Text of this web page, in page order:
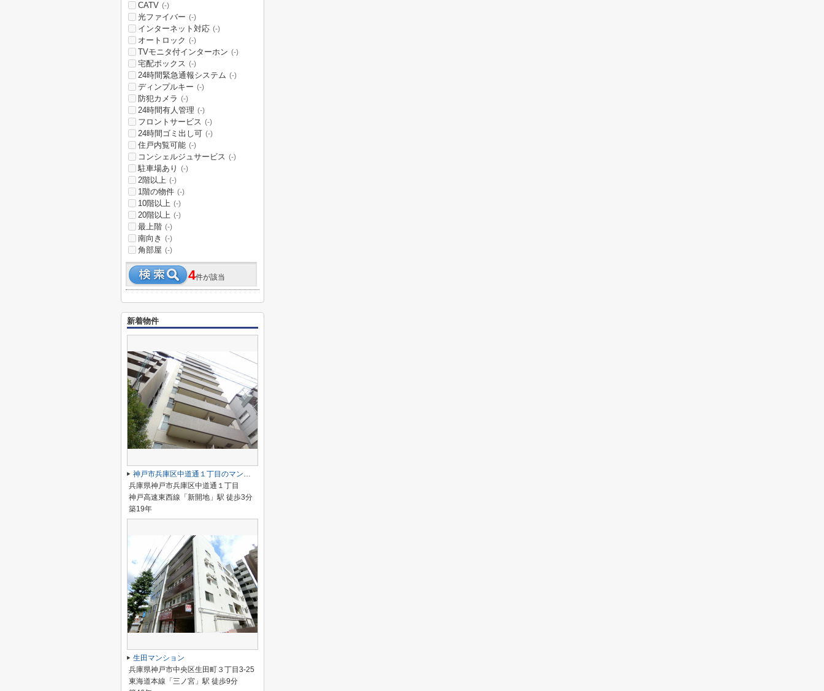
CATV (-)
光ファイバー (-)
インターネット対応 (-)
オートロック (-)
TVモニタ付インターホン (-)
宅配ボックス (-)
24時間緊急通報システム (-)
ディンプルキー (-)
防犯カメラ (-)
24時間有人管理 (-)
フロントサービス (-)
24時間ゴミ出し可 (-)
住戸内覧可能 (-)
コンシェルジュサービス (-)
駐車場あり (-)
2階以上 (-)
1階の物件 (-)
10階以上 (-)
20階以上 (-)
最上階 (-)
南向き (-)
角部屋 (-)
4件が該当
新着物件
神戸市兵庫区中道通１丁目のマンション
兵庫県神戸市兵庫区中道通１丁目
神戸高速東西線「新開地」駅 徒歩3分
築19年
生田マンション
兵庫県神戸市中央区生田町３丁目3-25
東海道本線「三ノ宮」駅 徒歩9分